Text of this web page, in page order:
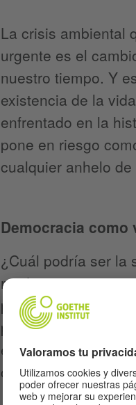
La crisis ambiental
urgente es el
nuestro tiempo. Y
existencia de la
enfrentado en la
pone en riesgo
cualquier anhelo
Democracia
¿Cuál podría ser la
medio propuesto
para la
político
esta forma
como producto.